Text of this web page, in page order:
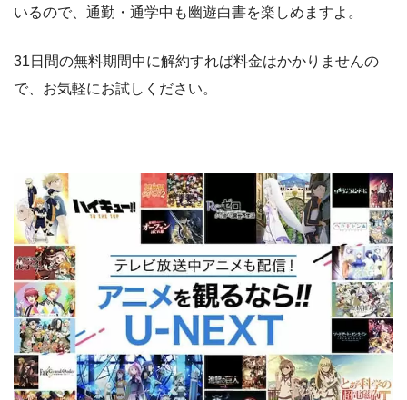
いるので、通勤・通学中も幽遊白書を楽しめますよ。
31日間の無料期間中に解約すれば料金はかかりませんの
で、お気軽にお試しください。